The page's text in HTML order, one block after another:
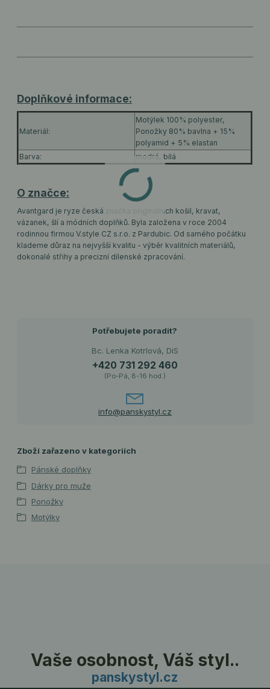
Doplňkové informace:
Materiál:
Motýlek 100% polyester,
Ponožky 80% bavlna + 15%
polyamid + 5% elastan
Barva:
modrá, bílá
O značce:
Avantgard je ryze česká značka originálních košil, kravat,
vázanek, šlí a módních doplňků. Byla založena v roce 2004
rodinnou firmou V.style CZ s.r.o. z Pardubic. Od samého počátku
klademe důraz na nejvyšší kvalitu - výběr kvalitních materiálů,
dokonalé střihy a precizní dílenské zpracování.
Potřebujete poradit?
Bc. Lenka Kotrlová, DiS
+420 731 292 460
(Po-Pá, 8-16 hod.)
info@panskystyl.cz
Zboží zařazeno v kategoriích
Pánské doplňky
Dárky pro muže
Ponožky
Motýlky
Vaše osobnost, Váš styl..
panskystyl.cz